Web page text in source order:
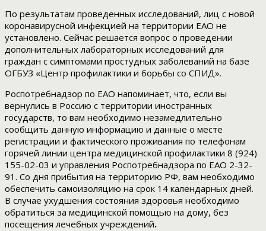
По результатам проведенных исследований, лиц с новой
коронавирусной инфекцией на территории ЕАО не
установлено. Сейчас решается вопрос о проведении
дополнительных лабораторных исследований для
граждан с симптомами простудных заболеваний на базе
ОГБУЗ «Центр профилактики и борьбы со СПИД».
Роспотребнадзор по ЕАО напоминает, что, если вы
вернулись в Россию с территории иностранных
государств, то вам необходимо незамедлительно
сообщить данную информацию и данные о месте
регистрации и фактического проживания по телефонам
горячей линии центра медицинской профилактики 8 (924)
155-02-03 и управления Роспотребнадзора по ЕАО 2-32-
91. Со дня прибытия на территорию РФ, вам необходимо
обеспечить самоизоляцию на срок 14 календарных дней.
В случае ухудшения состояния здоровья необходимо
обратиться за медицинской помощью на дому, без
посещения лечебных учреждений.